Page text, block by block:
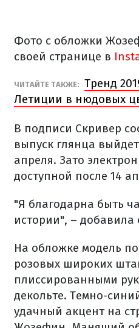
Фото с обложки
своей странице в
ЧИТАЙТЕ ТАКЖЕ: Тренд
Летиции в нюдовых
В подписи Скривер
выпуск глянца
апреля. Зато
доступной после 14
"Я благодарна быть
истории", – добавила
На обложке модель
розовых широких
плиссированными
декольте. Темно-
удачный акцент на